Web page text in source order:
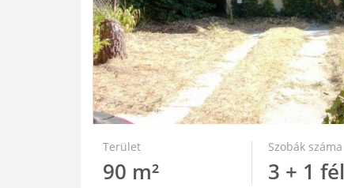
Terület
90 m²
Szobák száma
3 + 1 fél